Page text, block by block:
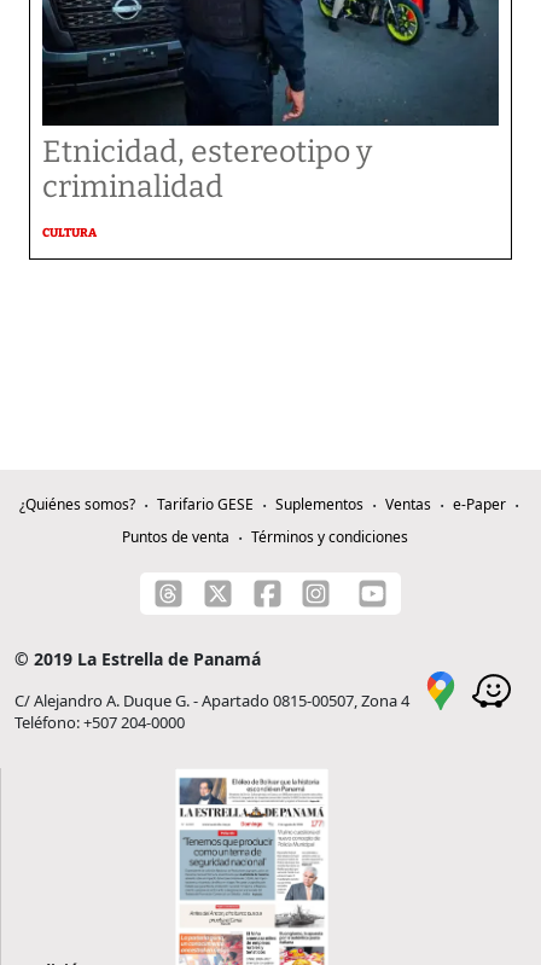
Etnicidad, estereotipo y
criminalidad
CULTURA
¿Quiénes somos? Tarifario GESE Suplementos Ventas
e-Paper
Puntos de venta
Términos y condiciones
© 2019 La Estrella de Panamá
C/ Alejandro A. Duque G. - Apartado 0815-00507, Zona 4
Teléfono: +507 204-0000